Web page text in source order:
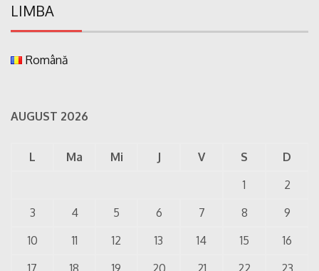
LIMBA
Română
AUGUST 2026
L Ma Mi J V S
D
1
2
3
4 5 6 7 8
9
10
11 12 13 14 15
16